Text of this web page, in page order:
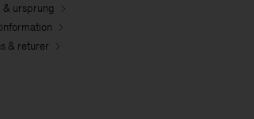
& ursprung
& returer